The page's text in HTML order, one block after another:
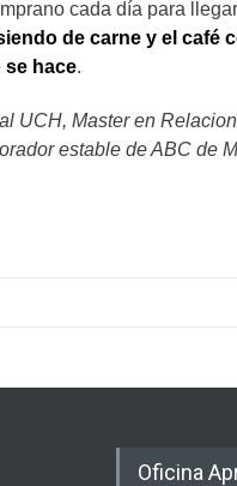
cada día para
de carne y el café
se hace.
UCH, Master en
estable de ABC de
Oficina